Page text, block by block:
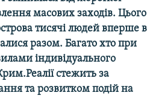
масових заходів. Цього
тисячі людей вперше в
разом. Багато хто при
індивідуального
стежить за
та розвитком подій на